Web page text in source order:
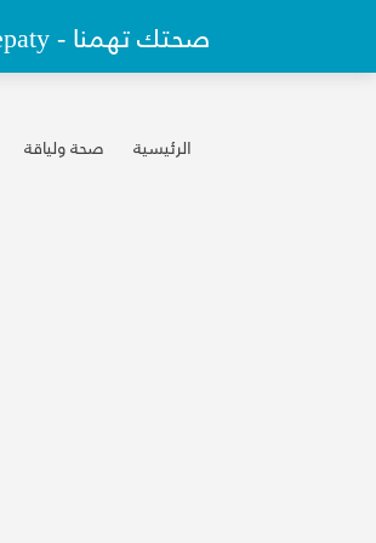
Wepaty - صحتك تهمنا
الرئيسية صحة ولياقة